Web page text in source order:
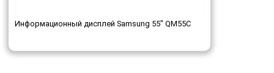
Информационный дисплей Samsung 55" QM55C